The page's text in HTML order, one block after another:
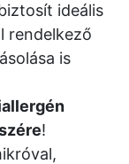
ideális
rendelkező
is
!